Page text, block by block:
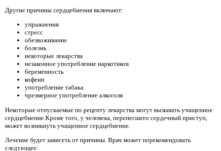
Другие причины сердцебиения включают:
упражнения
стресс
обезвоживание
болезнь
некоторые лекарства
незаконное употребление наркотиков
беременность
кофеин
употребление табака
чрезмерное употребление алкоголя
Некоторые отпускаемые по рецепту лекарства могут вызывать учащенное
сердцебиение.Кроме того, у человека, перенесшего сердечный приступ,
может возникнуть учащенное сердцебиение.
Лечение будет зависеть от причины. Врач может порекомендовать
следующее: